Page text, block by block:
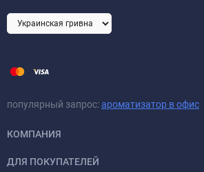
популярный запрос:ароматизатор в офис
КОМПАНИЯ
ДЛЯ ПОКУПАТЕЛЕЙ